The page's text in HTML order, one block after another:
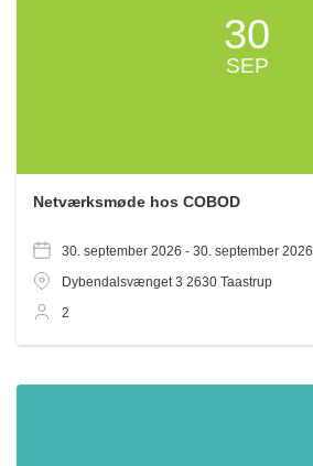
30
SEP
Netværksmøde hos COBOD
30. september 2026 - 30. september 2026
Dybendalsvænget 3 2630 Taastrup
2